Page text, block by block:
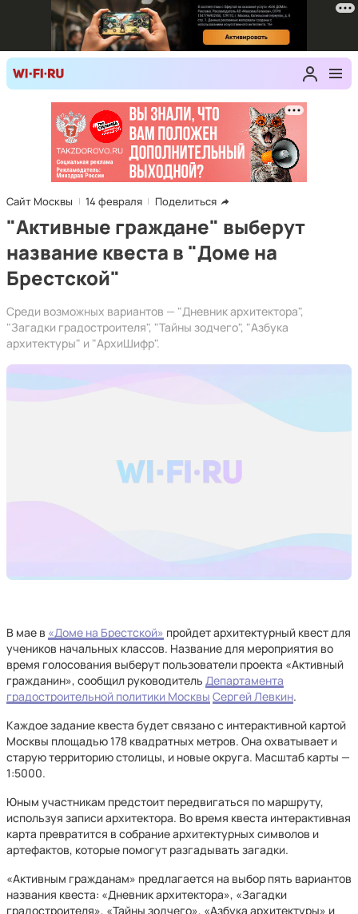
Сайт Москвы 14 февраля Поделиться
"Активные граждане" выберут
название квеста в "Доме на
Брестской"
Среди возможных вариантов — "Дневник архитектора",
"Загадки градостроителя", "Тайны зодчего", "Азбука
архитектуры" и "АрхиШифр".
В мае в «Доме на Брестской» пройдет архитектурный квест для
учеников начальных классов. Название для мероприятия во
время голосования выберут пользователи проекта «Активный
гражданин», сообщил руководитель Департамента
градостроительной политики Москвы Сергей Левкин.
Каждое задание квеста будет связано с интерактивной картой
Москвы площадью 178 квадратных метров. Она охватывает и
старую территорию столицы, и новые округа. Масштаб карты —
1:5000.
Юным участникам предстоит передвигаться по маршруту,
используя записи архитектора. Во время квеста интерактивная
карта превратится в собрание архитектурных символов и
артефактов, которые помогут разгадывать загадки.
«Активным гражданам» предлагается на выбор пять вариантов
названия квеста: «Дневник архитектора», «Загадки
градостроителя», «Тайны зодчего», «Азбука архитектуры» и